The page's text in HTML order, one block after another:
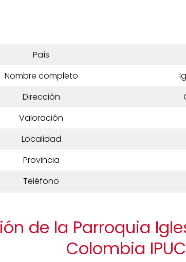
País
Nombre completo
Dirección
Valoración
Localidad
Provincia
Teléfono
de la Parroquia
Colombia